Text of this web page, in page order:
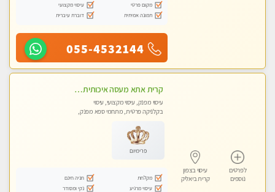
מקום פרטי
עיסוי מקצועי
תמונה אמיתית
דוברת עיברית
055-4532144
לפרטים
נוספים
עיסוי בצפון
קרית ביאליק
קרית אתא מעסה איכותית מקצועית ללא מין
עיסוי מפנק, עיסוי מקצועי, עיסוי
בקלניקה פרטית, מתחמי ספא מפנק,
פרימיום
מקלחת
חניה חינם
עיסוי מרגיע
נקי ומסודר